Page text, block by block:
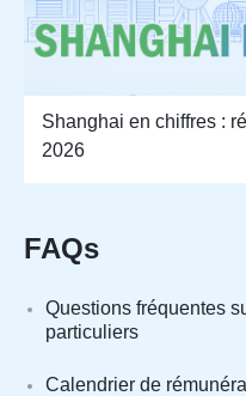
Shanghai en chiffres :
2026
FAQs
Questions fréquentes
particuliers
Calendrier de